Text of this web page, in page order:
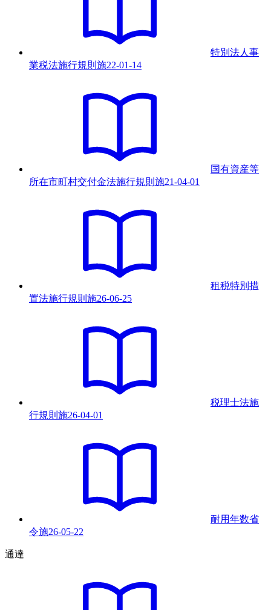
特別法人事
業税法施行規則 施22-01-14
国有資産等
所在市町村交付金法施行規則 施21-04-01
租税特別措
置法施行規則 施26-06-25
税理士法施
行規則 施26-04-01
耐用年数省
令施26-05-22
通達